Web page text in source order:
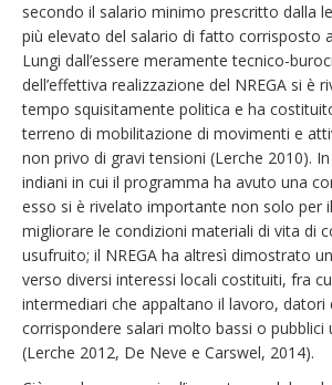
secondo il salario minimo prescritto dalla
più elevato del salario di fatto corrisposto
Lungi dall’essere meramente tecnico-
dell’effettiva realizzazione del NREGA si è
tempo squisitamente politica e ha
terreno di mobilitazione di movimenti e
non privo di gravi tensioni (Lerche 2010).
indiani in cui il programma ha avuto una
esso si è rivelato importante non solo per
migliorare le condizioni materiali di vita di
usufruito; il NREGA ha altresì dimostrato
verso diversi interessi locali costituiti, fra
intermediari che appaltano il lavoro, datori
corrispondere salari molto bassi o pubblici
(Lerche 2012, De Neve e Carswel, 2014).